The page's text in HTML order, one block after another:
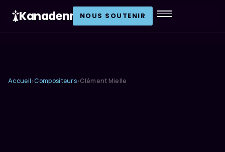
Kanadenn NOUS SOUTENIR
Accueil ›Compositeurs›Clément Mielle